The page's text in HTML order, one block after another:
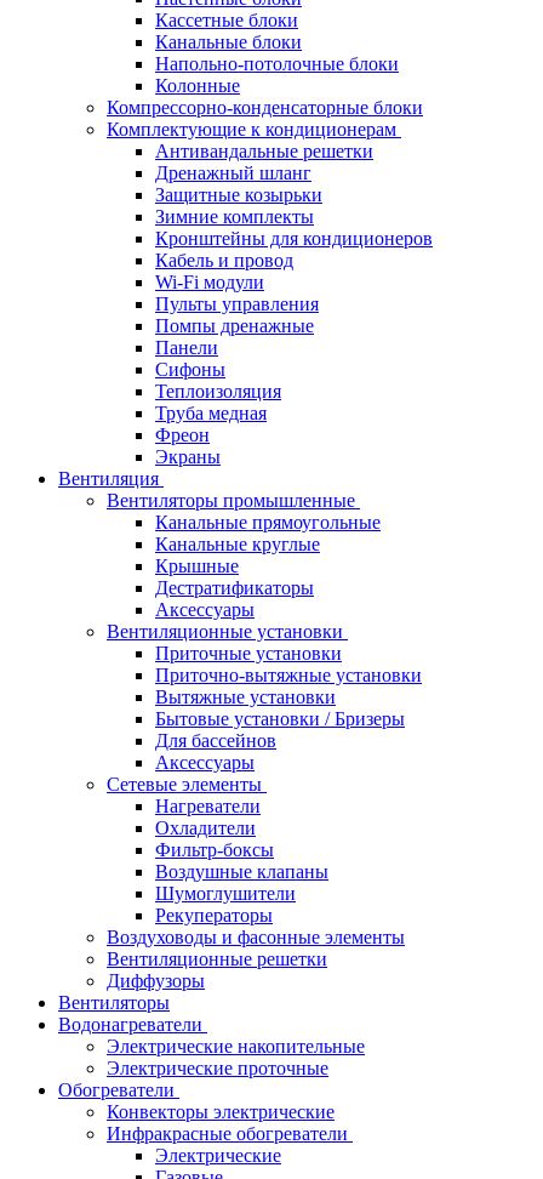
Кассетные блоки
Канальные блоки
Напольно-потолочные блоки
Колонные
Компрессорно-конденсаторные блоки
Комплектующие к кондиционерам
Антивандальные решетки
Дренажный шланг
Защитные козырьки
Зимние комплекты
Кронштейны для кондиционеров
Кабель и провод
Wi-Fi модули
Пульты управления
Помпы дренажные
Панели
Сифоны
Теплоизоляция
Труба медная
Фреон
Экраны
Вентиляция
Вентиляторы промышленные
Канальные прямоугольные
Канальные круглые
Крышные
Дестратификаторы
Аксессуары
Вентиляционные установки
Приточные установки
Приточно-вытяжные установки
Вытяжные установки
Бытовые установки / Бризеры
Для бассейнов
Аксессуары
Сетевые элементы
Нагреватели
Охладители
Фильтр-боксы
Воздушные клапаны
Шумоглушители
Рекуператоры
Воздуховоды и фасонные элементы
Вентиляционные решетки
Диффузоры
Вентиляторы
Водонагреватели
Электрические накопительные
Электрические проточные
Обогреватели
Конвекторы электрические
Инфракрасные обогреватели
Электрические